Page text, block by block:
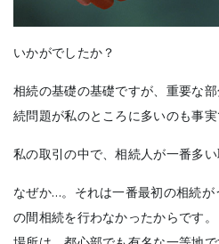
いかがでしたか？
相続の基礎の基礎ですが、重要な
続問題が私のところに多いのも事実
私の取引の中で、相続人が一番多
なぜか…。それは一番最初の相続
の間相続を行わなかったからです。